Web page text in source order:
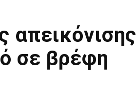
απεικόνισης
σε βρέφη